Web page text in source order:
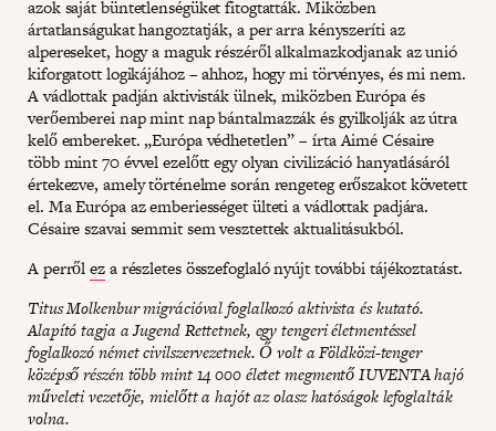
azok saját büntetlenségüket fitogtatták. Miközben
ártatlanságukat hangoztatják, a per arra kényszeríti az
alpereseket, hogy a maguk részéről alkalmazkodjanak az unió
kiforgatott logikájához – ahhoz, hogy mi törvényes, és mi nem.
A vádlottak padján aktivisták ülnek, miközben Európa és
verőemberei nap mint nap bántalmazzák és gyilkolják az útra
kelő embereket. „Európa védhetetlen” – írta Aimé Césaire
több mint 70 évvel ezelőtt egy olyan civilizáció hanyatlásáról
értekezve, amely történelme során rengeteg erőszakot követett
el. Ma Európa az emberiességet ülteti a vádlottak padjára.
Césaire szavai semmit sem vesztettek aktualitásukból.
A perrőleza részletes összefoglaló nyújt további tájékoztatást.
Titus Molkenbur migrációval foglalkozó aktivista és kutató.
Alapító tagja a Jugend Rettetnek, egy tengeri életmentéssel
foglalkozó német civilszervezetnek. Ő volt a Földközi-tenger
középső részén több mint 14 000 életet megmentő IUVENTA hajó
műveleti vezetője, mielőtt a hajót az olasz hatóságok lefoglalták
volna.